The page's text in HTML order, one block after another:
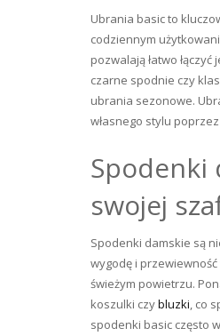
Ubrania basic to
codziennym
pozwalają łatwo
czarne spodnie czy
ubrania sezonowe.
własnego stylu
Spodenki
swojej
Spodenki damskie są
wygodę i
świeżym powietrzu.
koszulki czybluzki, co
spodenki basic często